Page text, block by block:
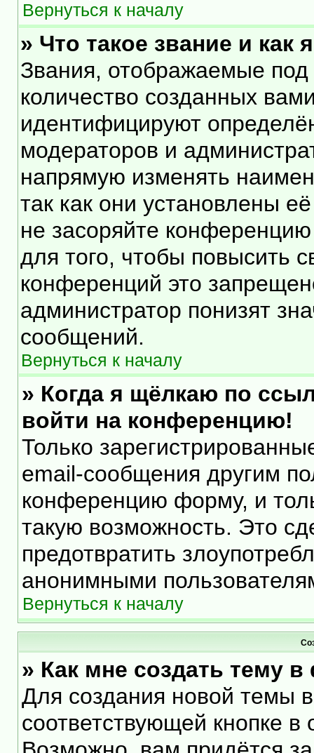
Вернуться к началу
» Что такое звание и как
Звания, отображаемые
количество созданных
идентифицируют
модераторов и
напрямую изменять
так как они установлены
не засоряйте
для того, чтобы повысить
конференций это
администратор понизят
сообщений.
Вернуться к началу
» Когда я щёлкаю по
войти на конференцию!
Только
email-сообщения другим
конференцию форму, и
такую возможность. Это
предотвратить
анонимными
Вернуться к началу
» Как мне создать тему
Для создания новой темы
соответствующей кнопке